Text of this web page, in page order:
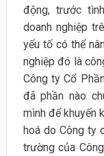
động, trước
doanh nghiệp
yếu tố có thể
nghiệp đó là
Công ty Cổ
đã phần nào
mình để khuyến
hoá do Công ty
trường của